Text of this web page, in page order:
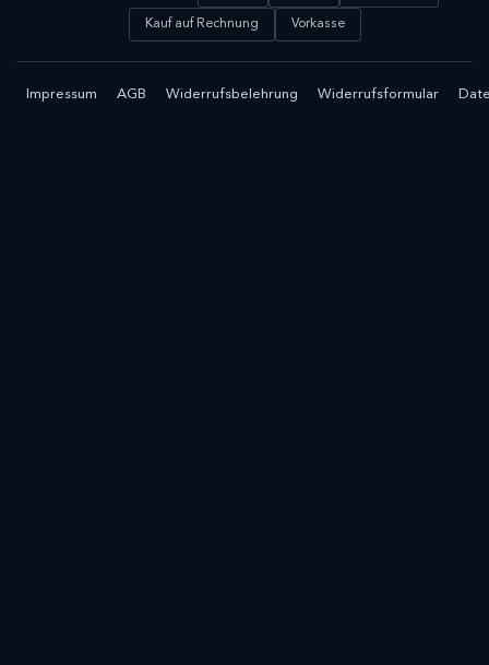
Kauf auf Rechnung Vorkasse
Impressum AGB Widerrufsbelehrung Widerrufsformular